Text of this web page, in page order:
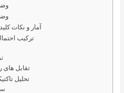
آمار و نکات
ترکیب
تقابل های
تحلیل